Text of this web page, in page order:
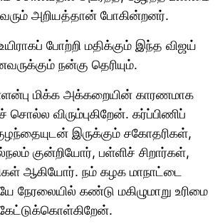
அறியத்தான் போகின்றனர்.
போற்றி மதிக்கும் இந்த விஜய்
நன்கு தெரியும்.
மிக்க அக்கறையின் காரணமாக
விரும்புகிறேன். கர்ப்பிணிப்
இருக்கும் சகோதரிகள்,
குன்றியோர், பள்ளிச் சிறார்கள்,
ஆகியோர். நம் கழக மாநாட்டை
நேரலையில் கண்டு மகிழுமாறு உரிமை